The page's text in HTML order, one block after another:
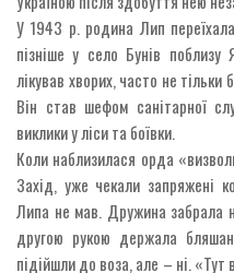
У 1943 р. родина Лип
пізніше у село Бунів
лікував хворих, часто не
Він став шефом санітарної
виклики у ліси та боївки.
Коли наблизилася орда
Захід, уже чекали запряжені
Липа не мав. Дружина забрала
другою рукою держала
підійшли до воза, але – ні. «Тут